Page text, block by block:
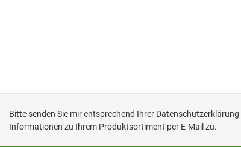
Bitte senden Sie mir entsprechend Ihrer Datenschutzerklärung
Informationen zu Ihrem Produktsortiment per E-Mail zu.